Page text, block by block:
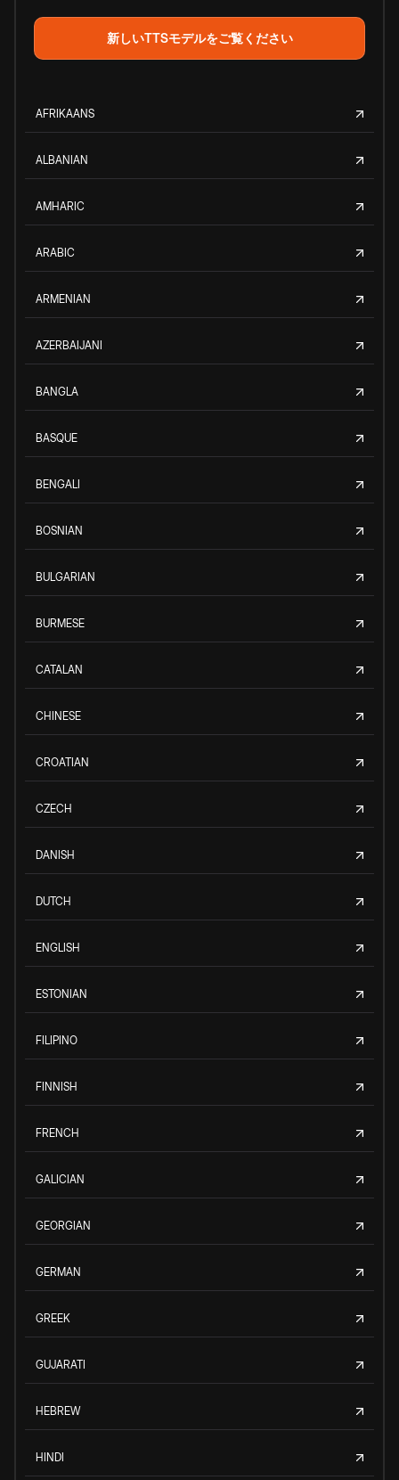
新しいTTSモデルをご覧ください
AFRIKAANS
ALBANIAN
AMHARIC
ARABIC
ARMENIAN
AZERBAIJANI
BANGLA
BASQUE
BENGALI
BOSNIAN
BULGARIAN
BURMESE
CATALAN
CHINESE
CROATIAN
CZECH
DANISH
DUTCH
ENGLISH
ESTONIAN
FILIPINO
FINNISH
FRENCH
GALICIAN
GEORGIAN
GERMAN
GREEK
GUJARATI
HEBREW
HINDI